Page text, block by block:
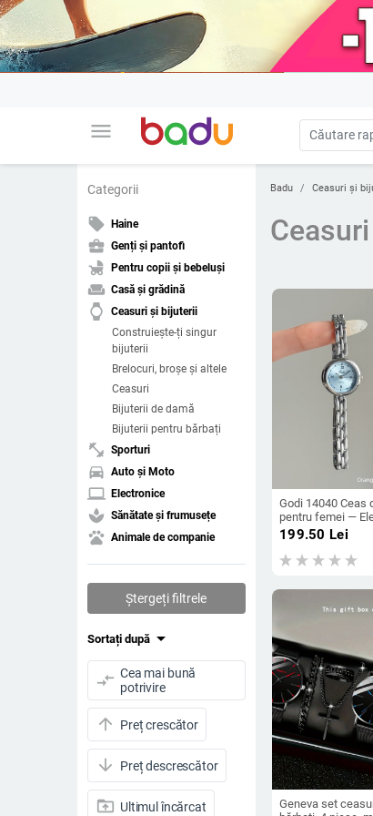
menu
Categorii
local_offer Haine
business_center Genți și pantofi
child_friendly Pentru copii și bebeluși
weekend Casă și grădină
watch
Ceasuri și bijuterii
Construiește-ți singur
bijuterii
Brelocuri, broșe și altele
Ceasuri
Bijuterii de damă
Bijuterii pentru bărbați
fitness_center Sporturi
directions_car Auto și Moto
laptop Electronice
spa Sănătate și frumusețe
pets Animale de companie
Ștergeți filtrele
Sortați după arrow_drop_down
compare_arrows Cea mai bună
potrivire
arrow_upward Preț crescător
arrow_downward Preț descrescător
drive_folder_upload Ultimul încărcat
Badu Ceasuri și
Godi 14040 Ceas
pentru femei —
compact,
rezistență la apă
199.50 Lei
Geneva set